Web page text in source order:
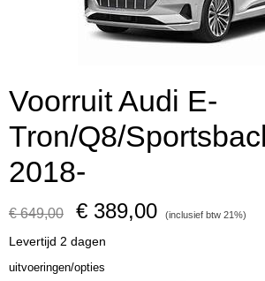
Voorruit Audi E-
Tron/Q8/
2018-
€ 649,00 € 389,00 (inclusief btw 21%)
Levertijd 2 dagen
uitvoeringen/opties